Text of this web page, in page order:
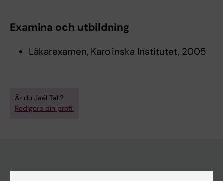
Examina och utbildning
Läkarexamen, Karolinska Institutet, 2005
Är du Jaél Tall?
Redigera din profil